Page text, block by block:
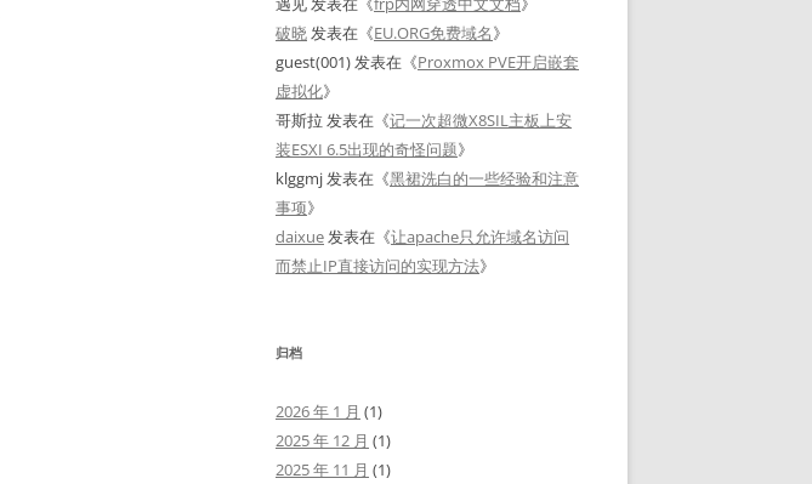
破晓发表在《EU.ORG免费域名》
guest(001)发表在《Proxmox PVE开启嵌套
虚拟化》
哥斯拉 发表在《记一次超微X8SIL主板上安
装ESXI 6.5出现的奇怪问题》
klggmj发表在《黑裙洗白的一些经验和注意
事项》
daixue发表在《让apache只允许域名访问
而禁止IP直接访问的实现方法》
归档
2026 年 1 月 (1)
2025 年 12 月 (1)
2025 年 11 月 (1)